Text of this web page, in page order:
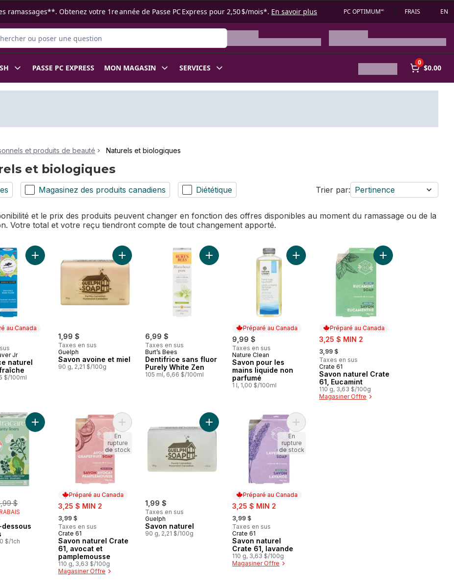
Obtenez votre 1re année de Passe PC Express pour 2,50 $/mois*. En savoir plus PC OPTIMUM🅪 FRAIS EN
des produits
PASSE PC EXPRESS MON MAGASIN SERVICES
0
$0.00
et produits de beauté Naturels et biologiques
et biologiques
Magasinez des produits canadiens Diététique Trier par: Pertinence
et le prix des produits peuvent changer en fonction des offres disponibles au moment du ramassage ou de la
Votre total et votre reçu tiendront compte de tout changement apporté.
au Canada
Canada
Jr
naturel
$/100ml
Ajouter Dentifrice naturel menthe fraîche au panier
1,99 $
Taxes en sus
Guelph
Savon avoine et miel
90 g, 2,21 $/100g
Ajouter Savon avoine et miel au panier
6,99 $
Taxes en sus
Burt’s Bees
Dentifrice sans fluor
Purely White Zen
105 ml, 6,66 $/100ml
Ajouter Dentifrice sans fluor Purely White Zen au panier
Préparé au Canada
9,99 $
Taxes en sus
Préparé au Canada
Nature Clean
Savon pour les
mains liquide non
parfumé
1 l, 1,00 $/100ml
Ajouter Savon pour les mains liquide non
Préparé au Canada
sale:
3,25 $ MIN 2
, formerly:
3,99 $
Taxes en sus
Préparé au Canada
Crate 61
Savon naturel Crate
61, Eucamint
110 g, 3,63 $/100g
Magasiner Offre
Ajouter Savon naturel
$
$/1ch
Ajouter Protège-dessous incurvés au panier
Préparé au Canada
sale:
3,25 $ MIN 2
, formerly:
3,99 $
Taxes en sus
Préparé au Canada
Crate 61
Savon naturel Crate
61, avocat et
pamplemousse
110 g, 3,63 $/100g
Magasiner Offre
Ajouter Savon naturel Crate 61, avocat et pamplemousse au panier
En
rupture
de stock
1,99 $
Taxes en sus
Guelph
Savon naturel
90 g, 2,21 $/100g
Ajouter Savon naturel au panier
Préparé au Canada
sale:
3,25 $ MIN 2
, formerly:
3,99 $
Taxes en sus
Préparé au Canada
Crate 61
Savon naturel
Crate 61, lavande
110 g, 3,63 $/100g
Magasiner Offre
Ajouter Savon naturel Crate 61, lavande au
En
rupture
de stock